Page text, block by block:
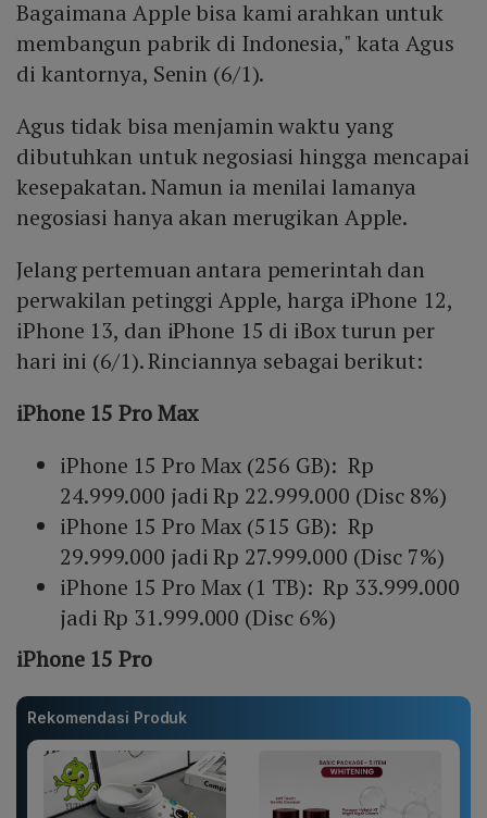
Bagaimana Apple bisa kami arahkan untuk
membangun pabrik di Indonesia," kata Agus
di kantornya, Senin (6/1).
Agus tidak bisa menjamin waktu yang
dibutuhkan untuk negosiasi hingga mencapai
kesepakatan. Namun ia menilai lamanya
negosiasi hanya akan merugikan Apple.
Jelang pertemuan antara pemerintah dan
perwakilan petinggi Apple, harga iPhone 12,
iPhone 13, dan iPhone 15 di iBox turun per
hari ini (6/1). Rinciannya sebagai berikut:
iPhone 15 Pro Max
iPhone 15 Pro Max (256 GB): Rp
24.999.000 jadi Rp 22.999.000 (Disc 8%)
iPhone 15 Pro Max (515 GB): Rp
29.999.000 jadi Rp 27.999.000 (Disc 7%)
iPhone 15 Pro Max (1 TB): Rp 33.999.000
jadi Rp 31.999.000 (Disc 6%)
iPhone 15 Pro
Rekomendasi Produk